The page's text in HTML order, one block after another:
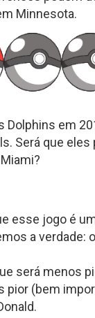
Minnesota.
Dolphins em
Será que eles
esse jogo é
a verdade:
será menos
pior (bem